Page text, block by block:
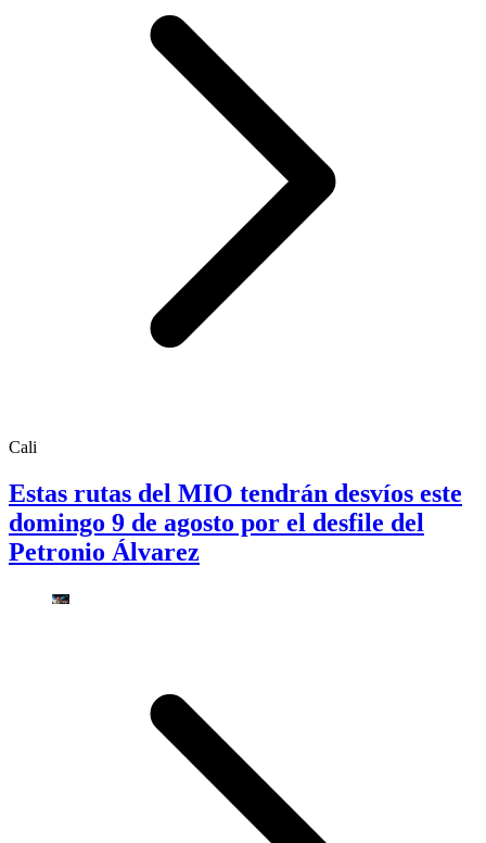
Cali
Estas rutas del MIO tendrán desvíos este
domingo 9 de agosto por el desfile del
Petronio Álvarez